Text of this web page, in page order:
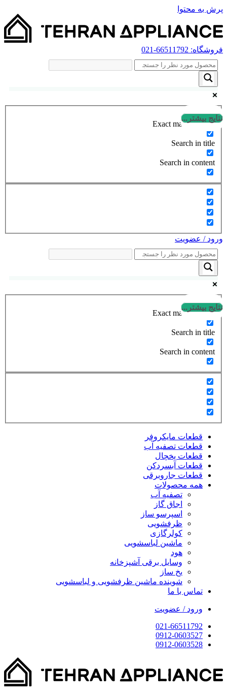
پرش به محتوا
فروشگاه: 66511792
-021
نتایج بیشتر...
Exact matches only
Search in title
Search in content
ورود / عضویت
نتایج بیشتر...
Exact matches only
Search in title
Search in content
قطعات مایکروفر
قطعات تصفیه آب
قطعات یخچال
قطعات آبسردکن
قطعات جاروبرقی
همه محصولات
تصفیه آب
اجاق گاز
اسپرسو ساز
ظرفشویی
کولرگازی
ماشین لباسشویی
هود
وسایل برقی آشپزخانه
یخ ساز
شوینده ماشین ظرفشویی و لباسشویی
تماس با ما
ورود / عضویت
021-66511792
0912-0603527
0912-0603528